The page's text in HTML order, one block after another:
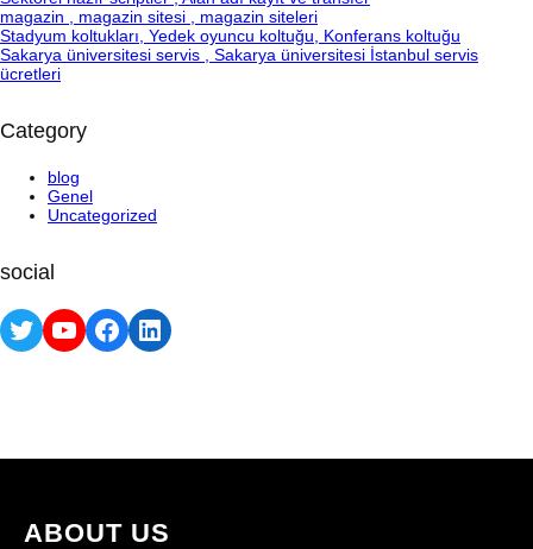
magazin , magazin sitesi , magazin siteleri
Stadyum koltukları, Yedek oyuncu koltuğu, Konferans koltuğu
Sakarya üniversitesi servis , Sakarya üniversitesi İstanbul servis
ücretleri
Category
blog
Genel
Uncategorized
social
Twitter YouTube Facebook LinkedIn
ABOUT US